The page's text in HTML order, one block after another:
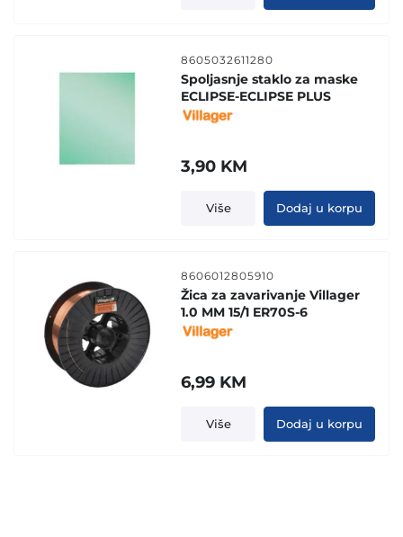
8605032611280
Spoljasnje staklo za maske
ECLIPSE-ECLIPSE PLUS
3,90 KM
Više Dodaj u korpu
8606012805910
Žica za zavarivanje Villager
1.0 MM 15/1 ER70S-6
6,99 KM
Više Dodaj u korpu